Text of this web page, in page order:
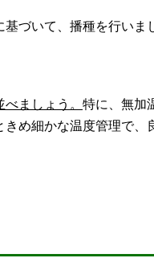
づいて、播種を行いま
ましょう。 特に、無加
め細かな温度管理で、